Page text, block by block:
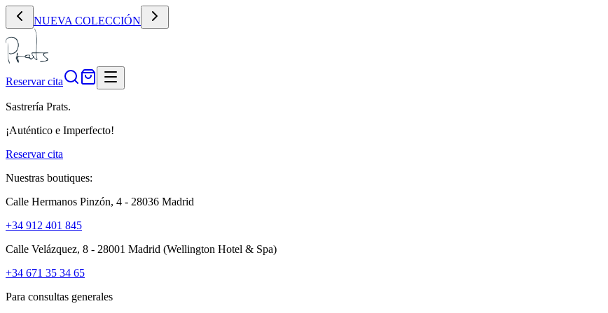
NUEVA COLECCIÓN
Reservar cita
Sastrería Prats.
¡Auténtico e Imperfecto!
Reservar cita
Nuestras boutiques:
Calle Hermanos Pinzón, 4 - 28036 Madrid
+34 912 401 845
Calle Velázquez, 8 - 28001 Madrid (Wellington Hotel & Spa)
+34 671 35 34 65
Para consultas generales